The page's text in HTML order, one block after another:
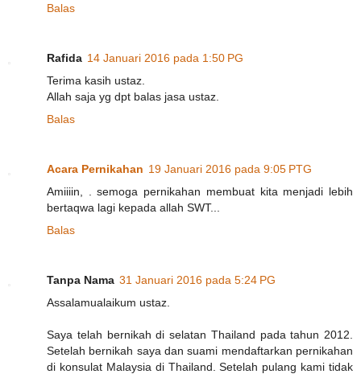
Balas
Rafida 14 Januari 2016 pada 1:50 PG
Terima kasih ustaz.
Allah saja yg dpt balas jasa ustaz.
Balas
Acara Pernikahan 19 Januari 2016 pada 9:05 PTG
Amiiiin, . semoga pernikahan membuat kita menjadi lebih
bertaqwa lagi kepada allah SWT...
Balas
Tanpa Nama 31 Januari 2016 pada 5:24 PG
Assalamualaikum ustaz.
Saya telah bernikah di selatan Thailand pada tahun 2012.
Setelah bernikah saya dan suami mendaftarkan pernikahan
di konsulat Malaysia di Thailand. Setelah pulang kami tidak